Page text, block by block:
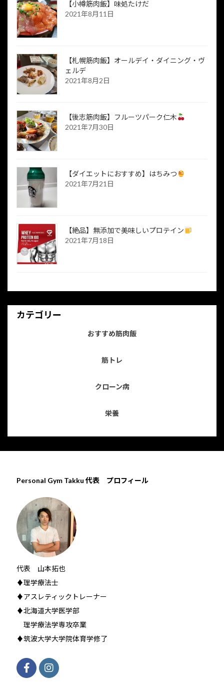
【小樽筋肉飯】味処たけだ
2021年8月11日
【札幌筋肉飯】オールデイ・ダイニング・ヴ
ェルデ
2021年8月2日
【後志筋肉飯】フルーツパーク仁木
2021年7月30日
【ダイエットにおすすめ】はちみつ
2021年7月21日
【絶品】無添加で美味しいプロテイン
2021年7月18日
カテゴリー
おすすめ筋肉飯
筋トレ
クローン病
栄養
Personal Gym Takku 代表 プロフィール
代表 山本拓也
♦理学療法士
♦アスレティックトレーナー
♦北海道大学医学部
理学療法学専攻卒業
♦筑波大学大学院体育学修了